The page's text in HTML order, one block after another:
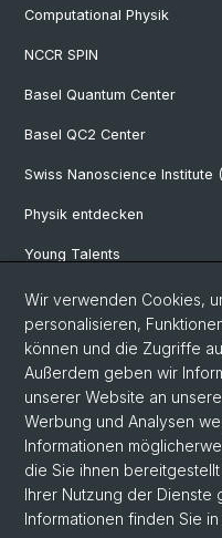
Computational Physik
NCCR SPIN
Basel Quantum Center
Basel QC2 Center
Swiss Nanoscience Institute
Physik entdecken
Young Talents
Studieninteressierte
SNF & ERC Candidates
Physik Bibliothek
Documents & Leaflets
© Universität Basel
Datenschutzerklärung
Wir verwenden Cookies,
personalisieren,
können und die Zugriffe
Außerdem geben wir
unserer Website an
Werbung und Analysen
Informationen
die Sie ihnen
Ihrer Nutzung der Dienste
Informationen finden Sie